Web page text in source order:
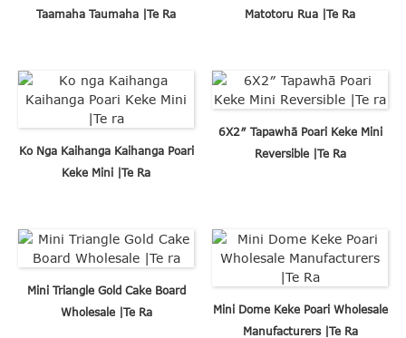
Taamaha Taumaha |Te Ra
Matotoru Rua |Te Ra
Ko Nga Kaihanga Kaihanga Poari
Keke Mini |Te Ra
6X2″ Tapawhā Poari Keke Mini
Reversible |Te Ra
Mini Triangle Gold Cake Board
Wholesale |Te Ra
Mini Dome Keke Poari Wholesale
Manufacturers |Te Ra